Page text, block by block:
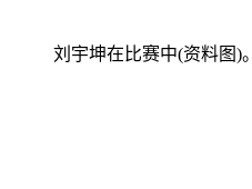
刘宇坤在比赛中(资料图)。